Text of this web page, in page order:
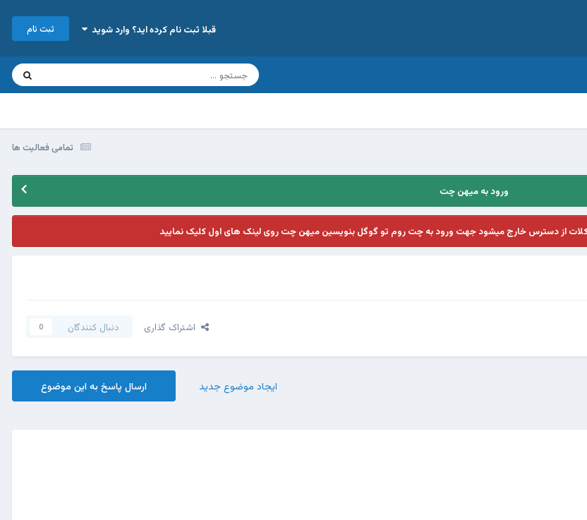
قبلا ثبت نام کرده اید؟ وارد شوید ثبت نام
تمامی فعالیت ها
ورود به میهن چت
از دسترس خارج میشود جهت ورود به چت روم تو گوگل بنویسین میهن چت روی لینک های اول کلیک نمایید
اشتراک گذاری دنبال کنندگان 0
ارسال پاسخ به این موضوع ایجاد موضوع جدید